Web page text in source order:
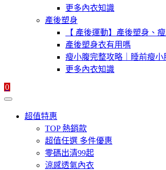
更多內衣知識
產後塑身
【 產後運動】產後塑身、
產後塑身衣有用嗎
瘦小腹完整攻略｜睡前瘦
更多內衣知識
0
超值特惠
TOP 熱銷款
超值任選 多件優惠
零碼出清99起
涼感透氣內衣